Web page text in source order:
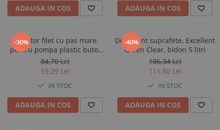
ADAUGA IN COS ADAUGA IN COS
-30%
Adaptor filet cu pas mare
pentru pompa plastic butoi
200 litri, Excellent
84,70 Lei
59,29 Lei
IN STOC
ADAUGA IN COS
-40%
Detergent suprafete, Excellent
Green Clear, bidon 5 litri
186,34 Lei
111,80 Lei
IN STOC
ADAUGA IN COS